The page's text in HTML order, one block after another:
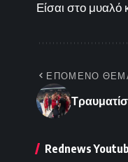
Είσαι στο
ΕΠΟΜΕΝΟ
Rednews